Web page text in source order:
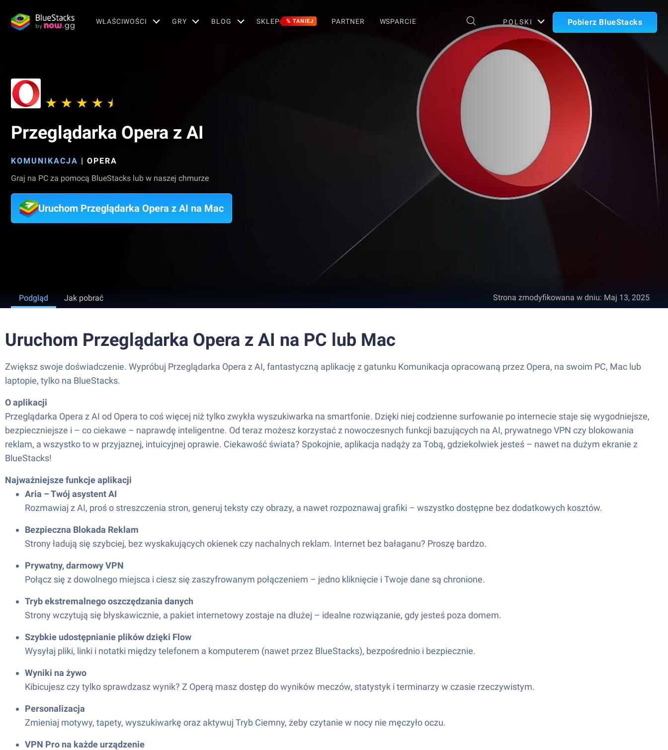
WŁAŚCIWOŚCI GRY BLOG SKLEP % TANIEJ PARTNER WSPARCIE POLSKI Pobierz BlueStacks
Przeglądarka Opera z AI
KOMUNIKACJA | OPERA
Graj na PC za pomocą BlueStacks lub w naszej chmurze
Uruchom Przeglądarka Opera z AI na Mac
Podgląd Jak pobrać Strona zmodyfikowana w dniu: Maj 13, 2025
Uruchom Przeglądarka Opera z AI na PC lub Mac
Zwiększ swoje doświadczenie. Wypróbuj Przeglądarka Opera z AI, fantastyczną aplikację z gatunku Komunikacja opracowaną przez Opera, na swoim PC, Mac lub
laptopie, tylko na BlueStacks.
O aplikacji
Przeglądarka Opera z AI od Opera to coś więcej niż tylko zwykła wyszukiwarka na smartfonie. Dzięki niej codzienne surfowanie po internecie staje się wygodniejsze,
bezpieczniejsze i – co ciekawe – naprawdę inteligentne. Od teraz możesz korzystać z nowoczesnych funkcji bazujących na AI, prywatnego VPN czy blokowania
reklam, a wszystko to w przyjaznej, intuicyjnej oprawie. Ciekawość świata? Spokojnie, aplikacja nadąży za Tobą, gdziekolwiek jesteś – nawet na dużym ekranie z
BlueStacks!
Najważniejsze funkcje aplikacji
Aria – Twój asystent AI
Rozmawiaj z AI, proś o streszczenia stron, generuj teksty czy obrazy, a nawet rozpoznawaj grafiki – wszystko dostępne bez dodatkowych kosztów.
Bezpieczna Blokada Reklam
Strony ładują się szybciej, bez wyskakujących okienek czy nachalnych reklam. Internet bez bałaganu? Proszę bardzo.
Prywatny, darmowy VPN
Połącz się z dowolnego miejsca i ciesz się zaszyfrowanym połączeniem – jedno kliknięcie i Twoje dane są chronione.
Tryb ekstremalnego oszczędzania danych
Strony wczytują się błyskawicznie, a pakiet internetowy zostaje na dłużej – idealne rozwiązanie, gdy jesteś poza domem.
Szybkie udostępnianie plików dzięki Flow
Wysyłaj pliki, linki i notatki między telefonem a komputerem (nawet przez BlueStacks), bezpośrednio i bezpiecznie.
Wyniki na żywo
Kibicujesz czy tylko sprawdzasz wynik? Z Operą masz dostęp do wyników meczów, statystyk i terminarzy w czasie rzeczywistym.
Personalizacja
Zmieniaj motywy, tapety, wyszukiwarkę oraz aktywuj Tryb Ciemny, żeby czytanie w nocy nie męczyło oczu.
VPN Pro na każde urządzenie